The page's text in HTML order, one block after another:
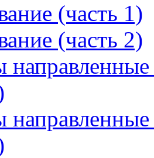
(часть 1)
(часть 2)